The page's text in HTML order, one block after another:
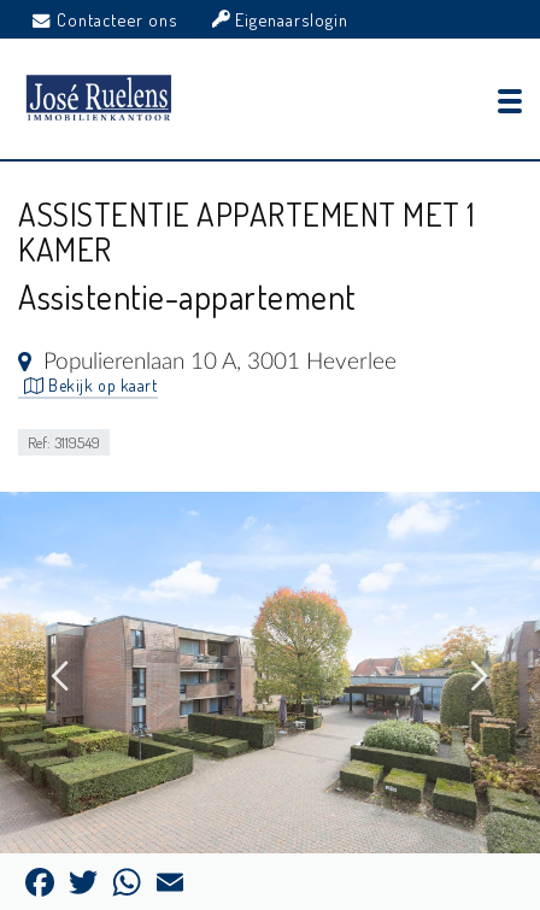
Contacteer ons Eigenaarslogin
ASSISTENTIE APPARTEMENT MET 1
KAMER
Assistentie-appartement
Populierenlaan 10 A, 3001 Heverlee
Bekijk op kaart
Ref: 3119549
FacebookTwitterWhatsApp